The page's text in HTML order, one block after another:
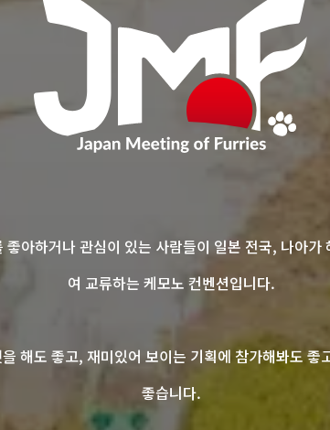
(Japanese)
(Japanese)
아하거나 관심이 있는 사람들이 일본 전국, 나아가
여 교류하는 케모노 컨벤션입니다.
해도 좋고, 재미있어 보이는 기획에 참가해봐도 좋
좋습니다.